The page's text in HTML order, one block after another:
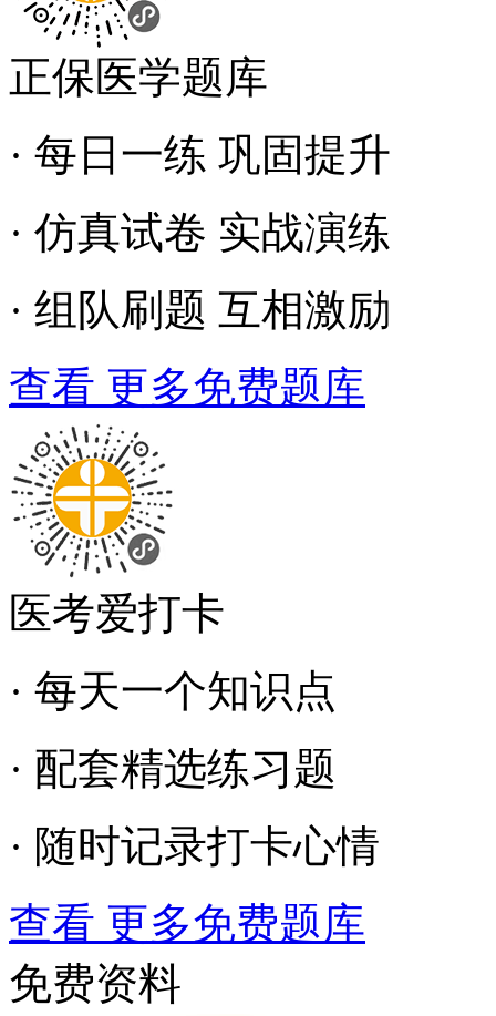
正保医学题库
· 每日一练 巩固提升
· 仿真试卷 实战演练
· 组队刷题 互相激励
查看 更多免费题库
医考爱打卡
· 每天一个知识点
· 配套精选练习题
· 随时记录打卡心情
查看 更多免费题库
免费资料